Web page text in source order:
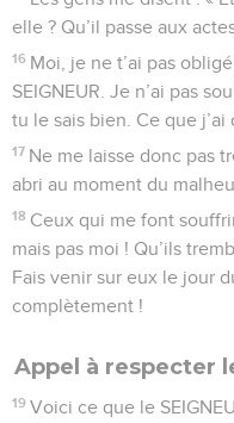
elle ? Qu’il passe aux
16 Moi, je ne t’ai pas
SEIGNEUR. Je n’ai pas
tu le sais bien. Ce que j’ai
17 Ne me laisse donc pas
abri au moment du
18 Ceux qui me font
mais pas moi ! Qu’ils
Fais venir sur eux le jour
complètement !
Appel à respecter
19 Voici ce que le